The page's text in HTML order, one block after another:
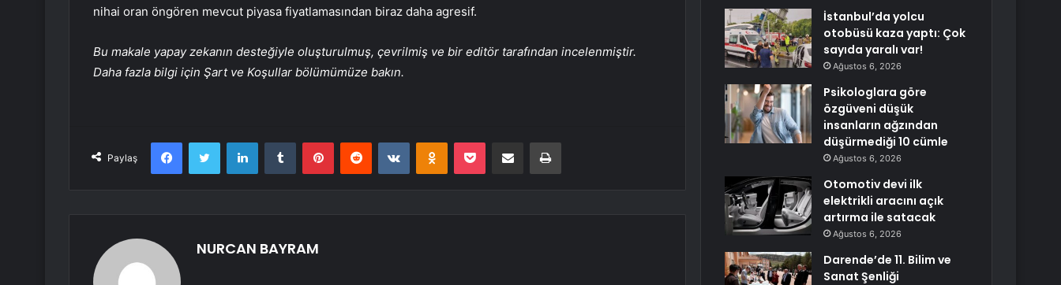
nihai oran öngören mevcut piyasa fiyatlamasından biraz daha agresif.
Bu makale yapay zekanın desteğiyle oluşturulmuş, çevrilmiş ve bir editör tarafından incelenmiştir.
Daha fazla bilgi için Şart ve Koşullar bölümümüze bakın.
Paylaş
FacebookTwitter LinkedInTumblr PinterestReddit VKontakteOdnoklassniki
Pocket E-Posta ile paylaş Yazdır
NURCAN BAYRAM
İstanbul’da yolcu
otobüsü kaza yaptı: Çok
sayıda yaralı var!
Ağustos 6, 2026
Psikologlara göre
özgüveni düşük
insanların ağzından
düşürmediği 10 cümle
Ağustos 6, 2026
Otomotiv devi ilk
elektrikli aracını açık
artırma ile satacak
Ağustos 6, 2026
Darende’de 11. Bilim ve
Sanat Şenliği